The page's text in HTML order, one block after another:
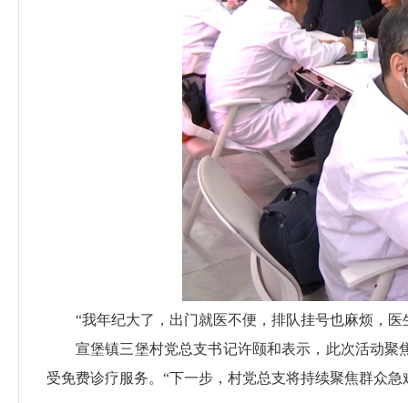
“我年纪大了，出门就医不便，排队挂号也麻烦，
宣堡镇三堡村党总支书记许颐和表示，此次活动
受免费诊疗服务。“下一步，村党总支将持续聚焦群众